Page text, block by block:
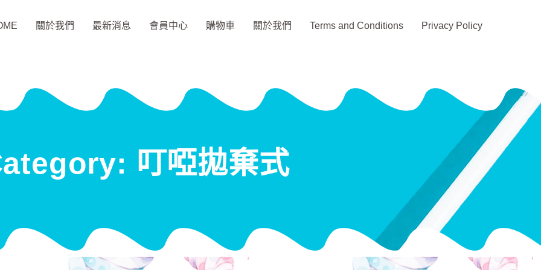
關於我們 最新消息 會員中心 購物車 關於我們 Terms and Conditions Privacy Policy
叮啞拋棄式